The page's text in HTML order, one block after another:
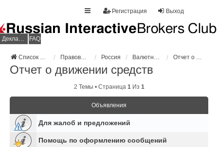
Выход
Регистрация
Декларация НДФЛ FAQ
Список форумов Правовое регулирование Россия Валютный контроль Отчет о движении средств
Отчет о движении средств
2 Темы • Страница 1Из 1
Объявления
Для жалоб и предложений
Помощь по оформлению сообщений